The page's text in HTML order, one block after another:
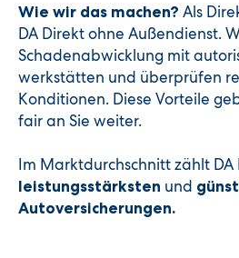
Wie wir das machen? Als
DA Direkt ohne Außendienst.
Schadenabwicklung mit
werkstätten und überprüfen
Konditionen. Diese Vorteile
fair an Sie weiter.
Im Marktdurchschnitt zählt DA
leistungsstärksten und
Autoversicherungen.